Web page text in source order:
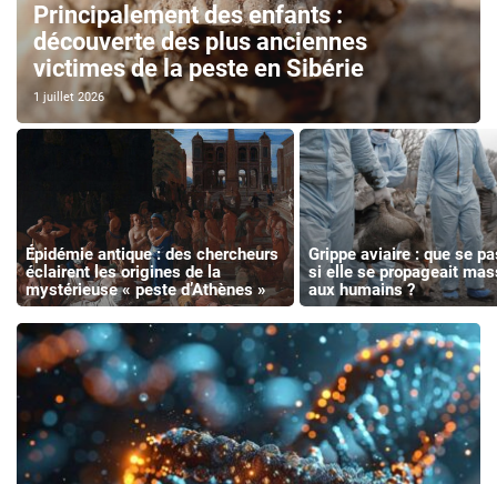
Principalement des enfants :
découverte des plus anciennes
victimes de la peste en Sibérie
1 juillet 2026
Épidémie antique : des chercheurs
éclairent les origines de la
mystérieuse « peste d’Athènes »
Grippe aviaire : que se
si elle se propageait
aux humains ?